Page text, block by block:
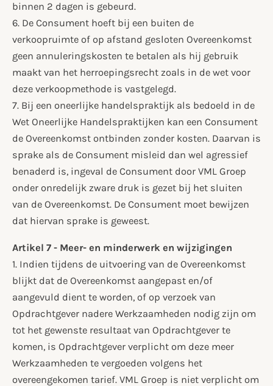
binnen 2 dagen is gebeurd.
6. De Consument hoeft bij een buiten de
verkoopruimte of op afstand gesloten Overeenkomst
geen annuleringskosten te betalen als hij gebruik
maakt van het herroepingsrecht zoals in de wet voor
deze verkoopmethode is vastgelegd.
7. Bij een oneerlijke handelspraktijk als bedoeld in de
Wet Oneerlijke Handelspraktijken kan een Consument
de Overeenkomst ontbinden zonder kosten. Daarvan is
sprake als de Consument misleid dan wel agressief
benaderd is, ingeval de Consument door VML Groep
onder onredelijk zware druk is gezet bij het sluiten
van de Overeenkomst. De Consument moet bewijzen
dat hiervan sprake is geweest.
Artikel 7 - Meer- en minderwerk en wijzigingen
1. Indien tijdens de uitvoering van de Overeenkomst
blijkt dat de Overeenkomst aangepast en/of
aangevuld dient te worden, of op verzoek van
Opdrachtgever nadere Werkzaamheden nodig zijn om
tot het gewenste resultaat van Opdrachtgever te
komen, is Opdrachtgever verplicht om deze meer
Werkzaamheden te vergoeden volgens het
overeengekomen tarief. VML Groep is niet verplicht om